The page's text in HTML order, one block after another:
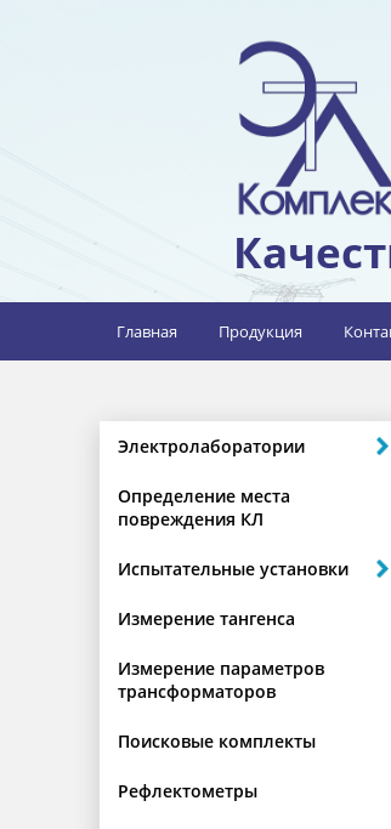
Главная Продукция
Электролаборатории
Определение места
повреждения КЛ
Испытательные установки
Измерение тангенса
Измерение параметров
трансформаторов
Поисковые комплекты
Рефлектометры